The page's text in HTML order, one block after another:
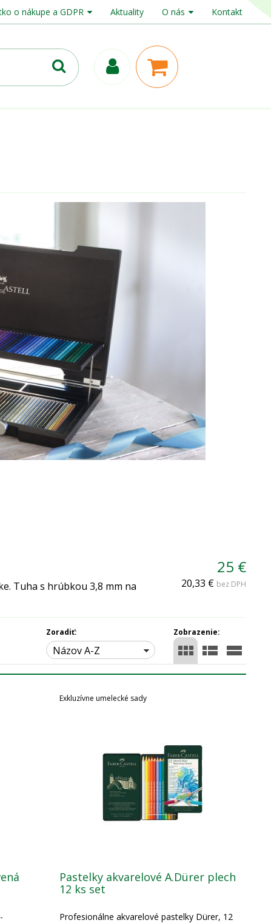
o nákupe a GDPR Aktuality O nás Kontakt
Tuha s hrúbkou 3,8 mm na
25 €
20,33 € bez DPH
Zobrazenie:
Zoradiť:
Názov A-Z
Exkluzívne umelecké sady
Pastelky akvarelové A.Dürer plech
12 ks set
Profesionálne akvarelové pastelky Dürer, 12